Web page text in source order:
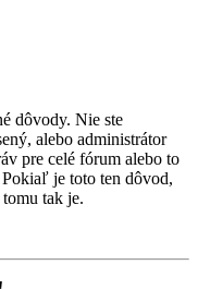
dôvody. Nie ste
alebo administrátor
pre celé fórum alebo to
je toto ten dôvod,
tak je.